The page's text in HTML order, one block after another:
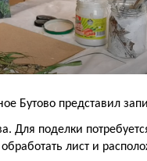
Бутово представил
Для поделки
лист и